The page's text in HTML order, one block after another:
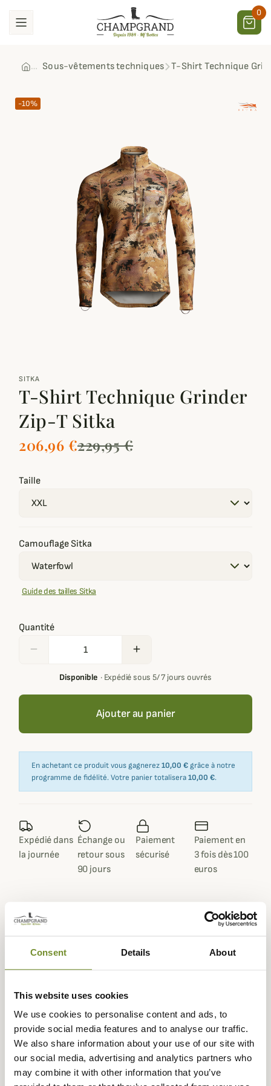
Consent Details About
This website uses cookies
We use cookies to personalise content and ads, to
provide social media features and to analyse our traffic.
We also share information about your use of our site with
our social media, advertising and analytics partners who
may combine it with other information that you’ve
0
Sous-vêtements techniques T-Shirt Technique
-10%
SITKA
T-Shirt Technique Grinder
Zip-T Sitka
206,96 €229,95 €
Taille
Camouflage Sitka
Guide des tailles Sitka
Quantité
remove add
Disponible· Expédié sous 5/ 7 jours ouvrés
Ajouter au panier
En achetant ce produit vous gagnerez10,00 € grâce à notre
programme de fidélité. Votre panier totalisera10,00 €.
Expédié dans
la journée
Échange ou
retour sous
90 jours
Paiement
sécurisé
Paiement en
3 fois dès 100
euros
Description
Sitka vous propose ce T-Shirt Technique Grinder Zip-T,
dans les marais ou les champs.
Le T-Shirt Technique Grinder Zip-T est confectionné
avec un tissu polaire extensible doté de 93% de polyester
et 7% d'élasthanne. Ceci permet de vous offrir un T-shirt
chaud, très ajusté et très respirant.